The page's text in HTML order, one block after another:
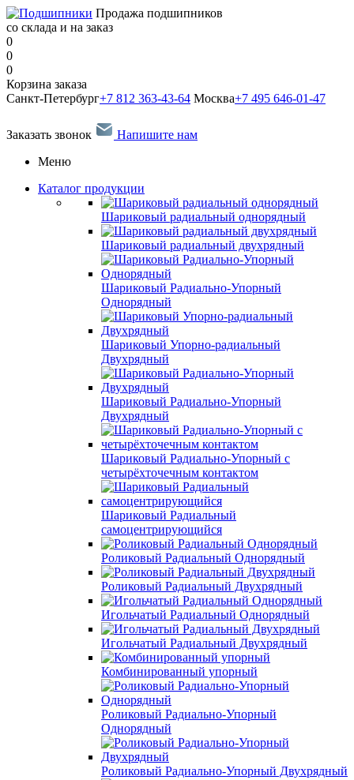
Продажа подшипников
со склада и на заказ
0
0
0
Корзина заказа
Санкт-Петербург+7 812 363-43-64 Москва+7 495 646-01-47
Заказать звонок
Напишите нам
Меню
Каталог продукции
Шариковый радиальный однорядный
Шариковый радиальный двухрядный
Шариковый Радиально-Упорный
Однорядный
Шариковый Упорно-радиальный
Двухрядный
Шариковый Радиально-Упорный
Двухрядный
Шариковый Радиально-Упорный с
четырёхточечным контактом
Шариковый Радиальный
самоцентрирующийся
Роликовый Радиальный Однорядный
Роликовый Радиальный Двухрядный
Игольчатый Радиальный Однорядный
Игольчатый Радиальный Двухрядный
Комбинированный упорный
Роликовый Радиально-Упорный
Однорядный
Роликовый Радиально-Упорный Двухрядный